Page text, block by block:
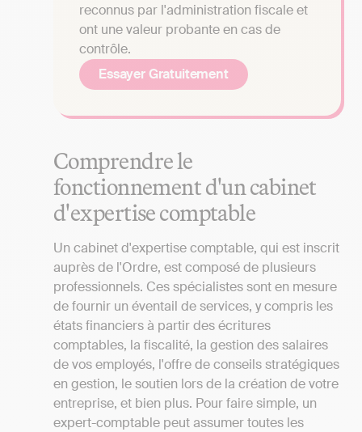
reconnus par l'administration fiscale et
ont une valeur probante en cas de
contrôle.
Essayer Gratuitement
Comprendre le
fonctionnement d'un cabinet
d'expertise comptable
Un cabinet d'expertise comptable, qui est inscrit
auprès de l'Ordre, est composé de plusieurs
professionnels. Ces spécialistes sont en mesure
de fournir un éventail de services, y compris les
états financiers à partir des écritures
comptables, la fiscalité, la gestion des salaires
de vos employés, l'offre de conseils stratégiques
en gestion, le soutien lors de la création de votre
entreprise, et bien plus. Pour faire simple, un
expert-comptable peut assumer toutes les